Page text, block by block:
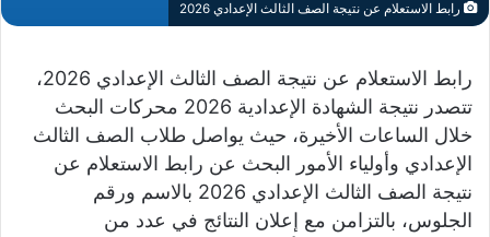
رابط الاستعلام عن نتيجة الصف الثالث الإعدادي 2026
رابط الاستعلام عن نتيجة الصف الثالث الإعدادي 2026،
تتصدر نتيجة الشهادة الإعدادية 2026 محركات البحث
خلال الساعات الأخيرة، حيث يواصل طلاب الصف الثالث
الإعدادي وأولياء الأمور البحث عن رابط الاستعلام عن
نتيجة الصف الثالث الإعدادي 2026 بالاسم ورقم
الجلوس، بالتزامن مع إعلان النتائج في عدد من